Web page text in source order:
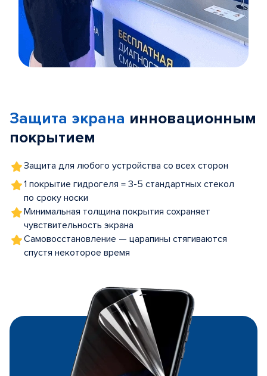
5
Защита экрана инновационным
покрытием
Защита для любого устройства со всех сторон
1 покрытие гидрогеля = 3-5 стандартных стекол
по сроку носки
Минимальная толщина покрытия сохраняет
чувствительность экрана
Самовосстановление — царапины стягиваются
спустя некоторое время